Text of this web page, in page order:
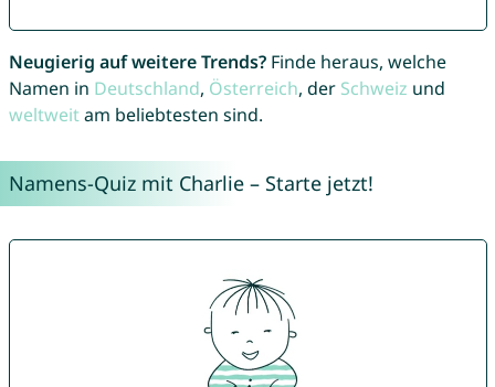
Neugierig auf weitere Trends?Finde heraus, welche
Namen in Deutschland, Österreich, der Schweiz und
weltweitam beliebtesten sind.
Namens-Quiz mit Charlie – Starte jetzt!